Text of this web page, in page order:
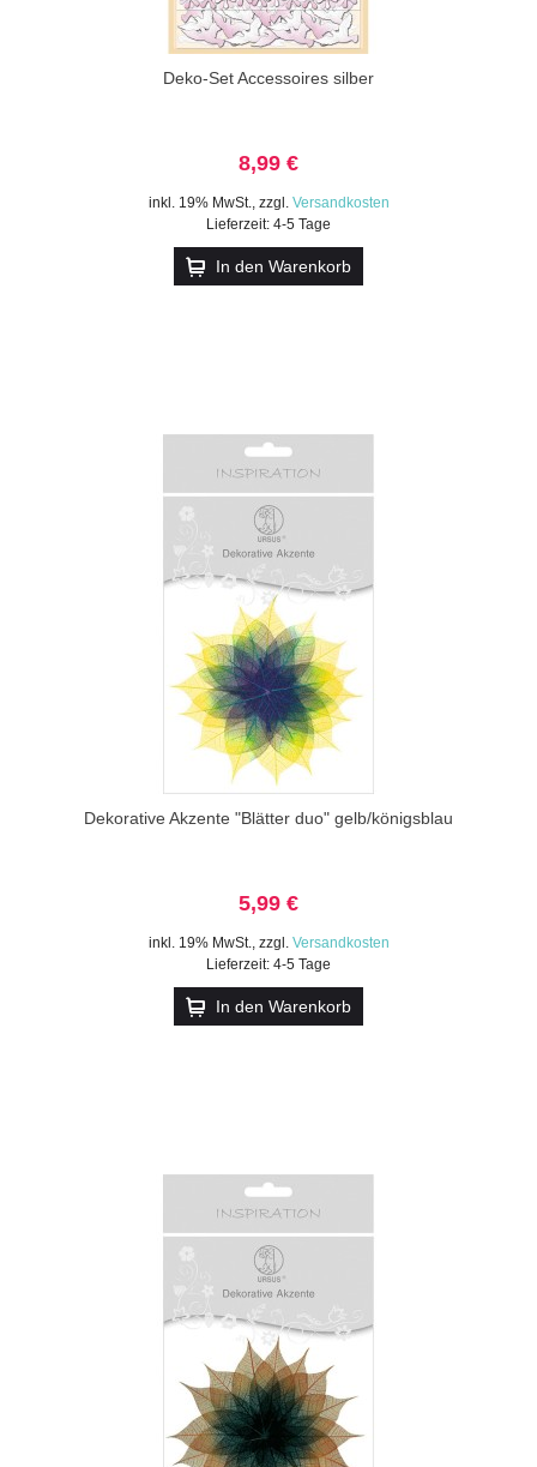
Deko-Set Accessoires silber
8,99 €
inkl. 19% MwSt., zzgl. Versandkosten
Lieferzeit: 4-5 Tage
In den Warenkorb
Dekorative Akzente "Blätter duo" gelb/königsblau
5,99 €
inkl. 19% MwSt., zzgl. Versandkosten
Lieferzeit: 4-5 Tage
In den Warenkorb